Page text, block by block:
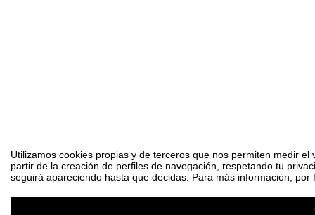
Utilizamos cookies propias y de terceros que nos permiten medir
partir de la creación de perfiles de navegación, respetando tu
seguirá apareciendo hasta que decidas. Para más información,